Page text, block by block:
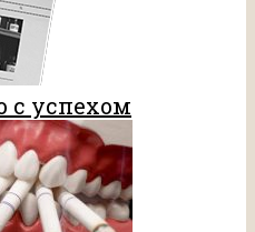
с успехом